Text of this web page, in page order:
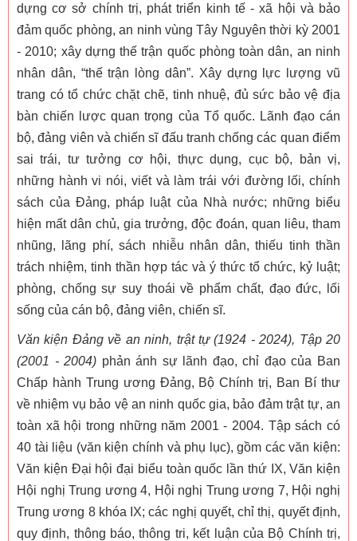
dựng cơ sở chính trị, phát triển kinh tế - xã hội và bảo
đảm quốc phòng, an ninh vùng Tây Nguyên thời kỳ 2001
- 2010; xây dựng thế trận quốc phòng toàn dân, an ninh
nhân dân, “thế trận lòng dân”. Xây dựng lực lượng vũ
trang có tổ chức chặt chẽ, tinh nhuệ, đủ sức bảo vệ địa
bàn chiến lược quan trọng của Tổ quốc. Lãnh đạo cán
bộ, đảng viên và chiến sĩ đấu tranh chống các quan điểm
sai trái, tư tưởng cơ hội, thực dụng, cục bộ, bản vị,
những hành vi nói, viết và làm trái với đường lối, chính
sách của Đảng, pháp luật của Nhà nước; những biểu
hiện mất dân chủ, gia trưởng, độc đoán, quan liêu, tham
nhũng, lãng phí, sách nhiễu nhân dân, thiếu tinh thần
trách nhiệm, tinh thần hợp tác và ý thức tổ chức, kỷ luật;
phòng, chống sự suy thoái về phẩm chất, đạo đức, lối
sống của cán bộ, đảng viên, chiến sĩ.
Văn kiện Đảng về an ninh, trật tự (1924 - 2024), Tập 20
(2001 - 2004) phản ánh sự lãnh đạo, chỉ đạo của Ban
Chấp hành Trung ương Đảng, Bộ Chính trị, Ban Bí thư
về nhiệm vụ bảo vệ an ninh quốc gia, bảo đảm trật tự, an
toàn xã hội trong những năm 2001 - 2004. Tập sách có
40 tài liệu (văn kiện chính và phụ lục), gồm các văn kiện:
Văn kiện Đại hội đại biểu toàn quốc lần thứ IX, Văn kiện
Hội nghị Trung ương 4, Hội nghị Trung ương 7, Hội nghị
Trung ương 8 khóa IX; các nghị quyết, chỉ thị, quyết định,
quy định, thông báo, thông tri, kết luận của Bộ Chính trị,